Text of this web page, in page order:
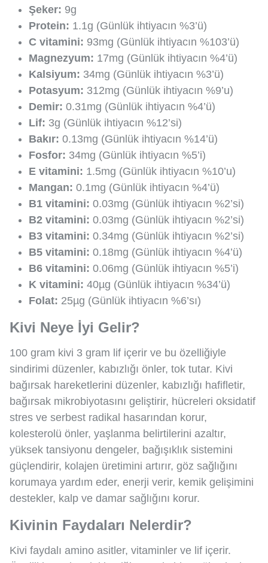
Şeker: 9g
Protein: 1.1g (Günlük ihtiyacın %3’ü)
C vitamini: 93mg (Günlük ihtiyacın %103’ü)
Magnezyum: 17mg (Günlük ihtiyacın %4’ü)
Kalsiyum: 34mg (Günlük ihtiyacın %3’ü)
Potasyum: 312mg (Günlük ihtiyacın %9’u)
Demir: 0.31mg (Günlük ihtiyacın %4’ü)
Lif: 3g (Günlük ihtiyacın %12’si)
Bakır: 0.13mg (Günlük ihtiyacın %14’ü)
Fosfor: 34mg (Günlük ihtiyacın %5’i)
E vitamini: 1.5mg (Günlük ihtiyacın %10’u)
Mangan: 0.1mg (Günlük ihtiyacın %4’ü)
B1 vitamini: 0.03mg (Günlük ihtiyacın %2’si)
B2 vitamini: 0.03mg (Günlük ihtiyacın %2’si)
B3 vitamini: 0.34mg (Günlük ihtiyacın %2’si)
B5 vitamini: 0.18mg (Günlük ihtiyacın %4’ü)
B6 vitamini: 0.06mg (Günlük ihtiyacın %5’i)
K vitamini: 40µg (Günlük ihtiyacın %34’ü)
Folat: 25µg (Günlük ihtiyacın %6’sı)
Kivi Neye İyi Gelir?
100 gram kivi 3 gram lif içerir ve bu özelliğiyle
sindirimi düzenler, kabızlığı önler, tok tutar. Kivi
bağırsak hareketlerini düzenler, kabızlığı hafifletir,
bağırsak mikrobiyotasını geliştirir, hücreleri oksidatif
stres ve serbest radikal hasarından korur,
kolesterolü önler, yaşlanma belirtilerini azaltır,
yüksek tansiyonu dengeler, bağışıklık sistemini
güçlendirir, kolajen üretimini artırır, göz sağlığını
korumaya yardım eder, enerji verir, kemik gelişimini
destekler, kalp ve damar sağlığını korur.
Kivinin Faydaları Nelerdir?
Kivi faydalı amino asitler, vitaminler ve lif içerir.